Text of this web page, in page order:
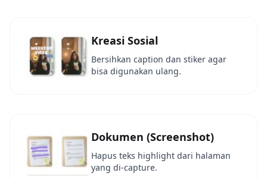
Kreasi Sosial
Bersihkan caption dan stiker agar
bisa digunakan ulang.
Dokumen (Screenshot)
Hapus teks highlight dari halaman
yang di-capture.